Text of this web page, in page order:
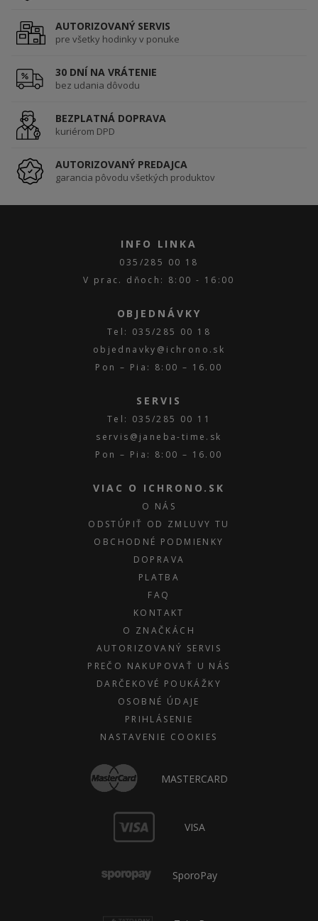
AUTORIZOVANÝ SERVIS
pre všetky hodinky v ponuke
30 DNÍ NA VRÁTENIE
bez udania dôvodu
BEZPLATNÁ DOPRAVA
kuriérom DPD
AUTORIZOVANÝ PREDAJCA
garancia pôvodu všetkých produktov
INFO LINKA
035/285 00 18
V prac. dňoch: 8:00 - 16:00
OBJEDNÁVKY
Tel: 035/285 00 18
objednavky@ichrono.sk
Pon – Pia: 8:00 – 16.00
SERVIS
Tel: 035/285 00 11
servis@janeba-time.sk
Pon – Pia: 8:00 – 16.00
VIAC O ICHRONO.SK
O NÁS
ODSTÚPIŤ OD ZMLUVY TU
OBCHODNÉ PODMIENKY
DOPRAVA
PLATBA
FAQ
KONTAKT
O ZNAČKÁCH
AUTORIZOVANÝ SERVIS
PREČO NAKUPOVAŤ U NÁS
DARČEKOVÉ POUKÁŽKY
OSOBNÉ ÚDAJE
PRIHLÁSENIE
NASTAVENIE COOKIES
MASTERCARD
VISA
SporoPay